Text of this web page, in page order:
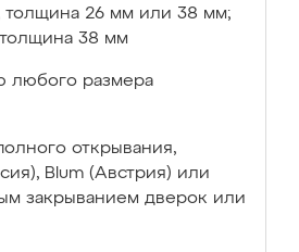
толщина 26 мм или 38 мм;
38 мм
любого размера
открывания,
Blum (Австрия) или
закрыванием дверок или